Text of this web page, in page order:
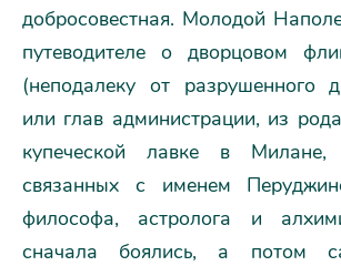
добросовестная. Молодой
путеводителе о дворцовом
(неподалеку от разрушенного
или глав администрации, из
купеческой лавке в Милане,
связанных с именем
философа, астролога и
сначала боялись, а потом